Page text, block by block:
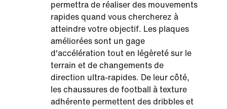
permettra de réaliser des mouvements
rapides quand vous chercherez à
atteindre votre objectif. Les plaques
améliorées sont un gage
d'accélération tout en légèreté sur le
terrain et de changements de
direction ultra-rapides. De leur côté,
les chaussures de football à texture
adhérente permettent des dribbles et